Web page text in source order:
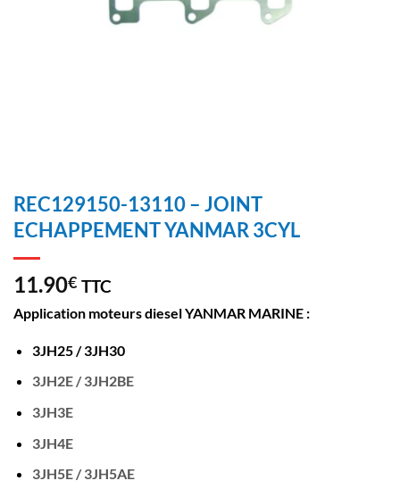
REC129150-13110 – JOINT
ECHAPPEMENT YANMAR 3CYL
11.90€ TTC
Application moteurs diesel YANMAR MARINE :
3JH25 / 3JH30
3JH2E / 3JH2BE
3JH3E
3JH4E
3JH5E / 3JH5AE